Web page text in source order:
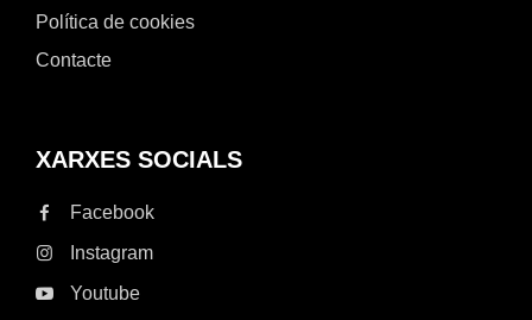
Política de cookies
Contacte
XARXES SOCIALS
Facebook
Instagram
Youtube